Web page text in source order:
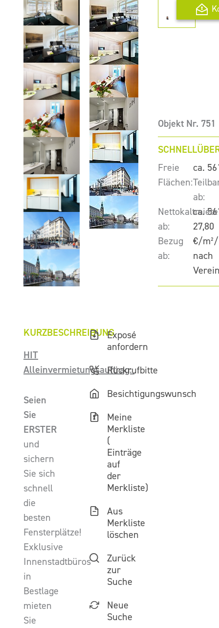
Objekt Nr. 751
Freie
Flächen:
ca.
ab:
ca.
Nettokaltmiete
ab:
27,80
€/
Bezug
ab:
nach
KURZBESCHREIBUNG
HIT
Alleinvermietungsauftrag:
Seien
Sie
ERSTER
und
sichern
Sie sich
schnell
die
besten
Fensterplätze!
Exklusive
Innenstadtbüros
in
Bestlage
mieten
Sie
Exposé
anfordern
Rückrufbitte
Besichtigungswunsch
Meine
Merkliste
(
Einträge
auf
der
Merkliste)
Aus
Merkliste
löschen
Zurück
zur
Suche
Neue
Suche